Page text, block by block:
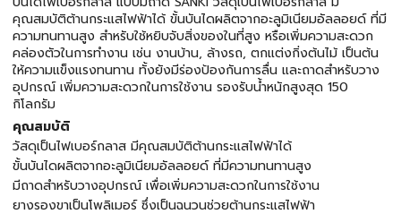
คุณสมบัติต้านกระแสไฟฟ้าได้ ขั้นบันไดผลิตจากอะลูมิเนียมอัลลอยด์ ที่มี
ความทนทานสูง สำหรับใช้หยิบจับสิ่งของในที่สูง หรือเพิ่มความสะดวก
คล่องตัวในการทำงาน เช่น งานบ้าน, ล้างรถ, ตกแต่งกิ่งต้นไม้ เป็นต้น
ให้ความแข็งแรงทนทาน ทั้งยังมีร่องป้องกันการลื่น และถาดสำหรับวาง
อุปกรณ์ เพิ่มความสะดวกในการใช้งาน รองรับน้ำหนักสูงสุด 150
กิโลกรัม
คุณสมบัติ
วัสดุเป็นไฟเบอร์กลาส มีคุณสมบัติต้านกระแสไฟฟ้าได้
ขั้นบันไดผลิตจากอะลูมิเนียมอัลลอยด์ ที่มีความทนทานสูง
มีถาดสำหรับวางอุปกรณ์ เพื่อเพิ่มความสะดวกในการใช้งาน
ยางรองขาเป็นโพลิเมอร์ ซึ่งเป็นฉนวนช่วยต้านกระแสไฟฟ้า